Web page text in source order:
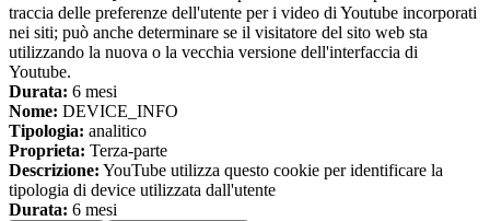
traccia delle preferenze dell'utente per i video di Youtube incorporati
nei siti; può anche determinare se il visitatore del sito web sta
utilizzando la nuova o la vecchia versione dell'interfaccia di
Youtube.
Durata: 6 mesi
Nome: DEVICE_INFO
Tipologia: analitico
Proprieta: Terza-parte
Descrizione: YouTube utilizza questo cookie per identificare la
tipologia di device utilizzata dall'utente
Durata: 6 mesi